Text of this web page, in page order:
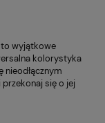
to wyjątkowe
kolorystyka
nieodłącznym
się o jej